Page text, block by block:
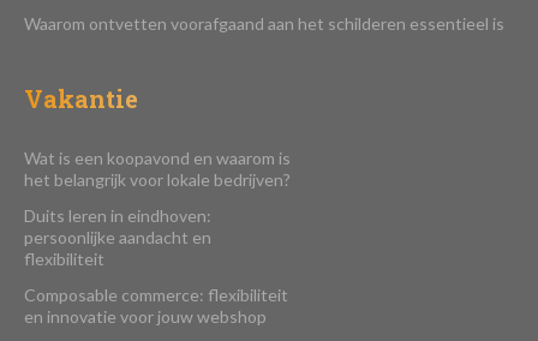
Waarom ontvetten voorafgaand aan het schilderen essentieel is
Vakantie
Wat is een koopavond en waarom is
het belangrijk voor lokale bedrijven?
Duits leren in eindhoven:
persoonlijke aandacht en
flexibiliteit
Composable commerce: flexibiliteit
en innovatie voor jouw webshop